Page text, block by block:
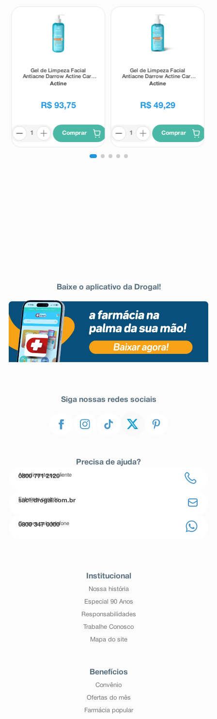
Gel de Limpeza Facial
Antiacne Darrow Actine Care
Alta Tolerância 400g
Actine
R$ 93,75
Comprar
Gel de Limpeza Facial
Antiacne Darrow Actine Care
Alta Tolerância 140g
Actine
R$ 49,29
Comprar
Baixe o aplicativo da Drogal!
Siga nossas redes sociais
Precisa de ajuda?
Atendimento ao cliente
0800 771 2120
Entre em contato
sac@drogal.com.br
Compre pelo telefone
0800 347 0000
Institucional
Nossa história
Especial 90 Anos
Responsabilidades
Trabalhe Conosco
Mapa do site
Benefícios
Convênio
Ofertas do mês
Farmácia popular